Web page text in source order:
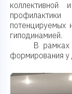
коллективной
потенцируемых
гиподинамией.
В рамках
формирования у